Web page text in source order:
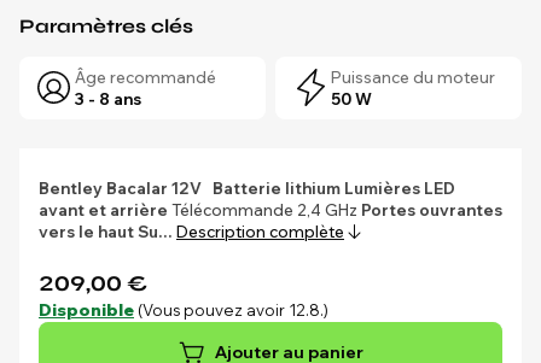
Paramètres clés
Âge recommandé
3 - 8 ans
Puissance du moteur
50 W
Bentley Bacalar 12V Batterie lithium Lumières LED
avant et arrière Télécommande 2,4 GHz Portes ouvrantes
vers le hautSu… Description complète
209,00 €
Disponible (Vous pouvez avoir 12.8.)
Ajouter au panier